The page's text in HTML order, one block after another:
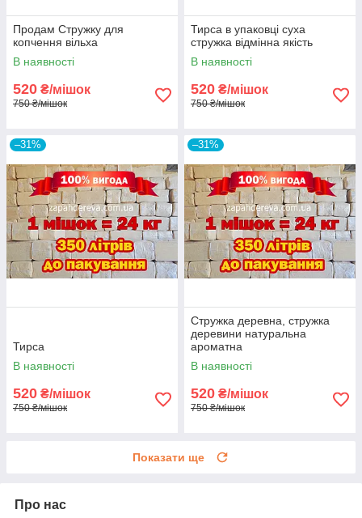
Продам Стружку для
копчення вільха
В наявності
520 ₴/мішок
750 ₴/мішок
Тирса в упаковці суха
стружка відмінна якість
В наявності
520 ₴/мішок
750 ₴/мішок
–31%
Тирса
В наявності
520 ₴/мішок
750 ₴/мішок
–31%
Стружка деревна, стружка
деревини натуральна
ароматна
В наявності
520 ₴/мішок
750 ₴/мішок
Показати ще
Про нас